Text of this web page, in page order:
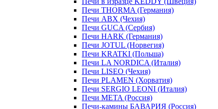
Печи THORMA (Германия)
Печи ABX (Чехия)
Печи GUCA (Сербия)
Печи HARK (Германия)
Печи JOTUL (Норвегия)
Печи KRATKI (Польша)
Печи LA NORDICA (Италия)
Печи LISEO (Чехия)
Печи PLAMEN (Хорватия)
Печи SERGIO LEONI (Италия)
Печи META (Россия)
Печи-камины БАВАРИЯ (Россия)